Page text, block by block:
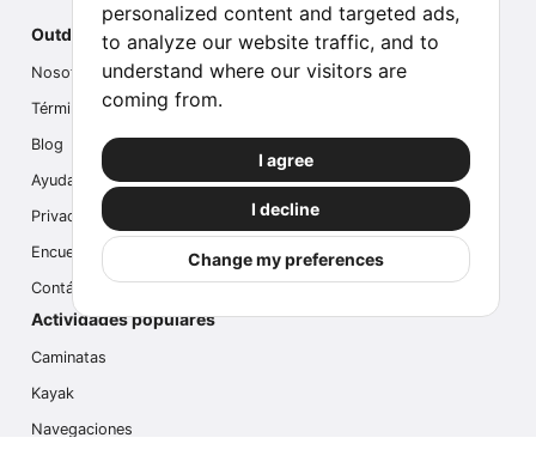
personalized content and targeted ads,
to analyze our website traffic, and to
understand where our visitors are
coming from.
I agree
I decline
Change my preferences
Outdoor Index
Nosotros
Términos
Blog
Ayuda
Privacidad
Encuesta
Contáctanos
Actividades populares
Caminatas
Kayak
Navegaciones